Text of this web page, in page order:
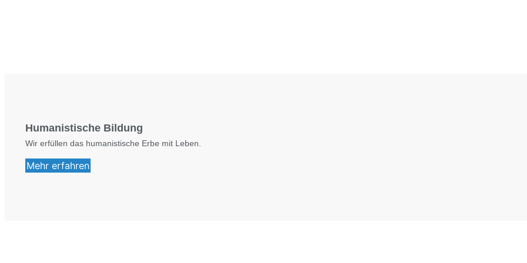
Humanistische Bildung
Wir erfüllen das humanistische Erbe mit Leben.
Mehr erfahren